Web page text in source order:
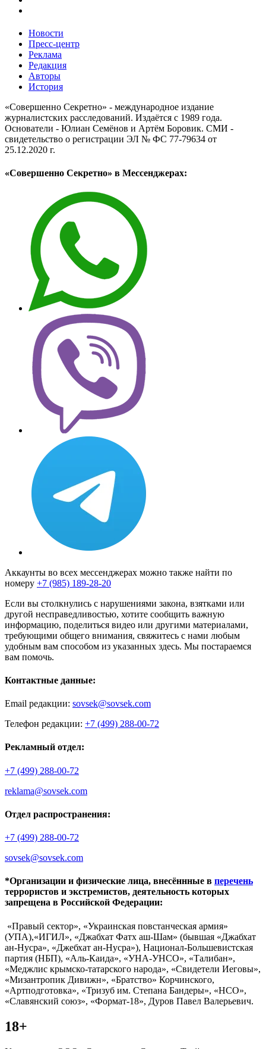
Новости
Пресс-центр
Реклама
Редакция
Авторы
История
«Совершенно Секретно» - международное издание
журналистских расследований. Издаётся с 1989 года.
Основатели - Юлиан Семёнов и Артём Боровик. CМИ -
свидетельство о регистрации ЭЛ № ФС 77-79634 от
25.12.2020 г.
«Совершенно Секретно» в Мессенджерах:
Аккаунты во всех мессенджерах можно также найти по
номеру +7 (985) 189-28-20
Если вы столкнулись с нарушениями закона, взятками или
другой несправедливостью, хотите сообщить важную
информацию, поделиться видео или другими материалами,
требующими общего внимания, свяжитесь с нами любым
удобным вам способом из указанных здесь. Мы постараемся
вам помочь.
Контактные данные:
Email редакции: sovsek@sovsek.com
Телефон редакции: +7 (499) 288-00-72
Рекламный отдел:
+7 (499) 288-00-72
reklama@sovsek.com
Отдел распространения:
+7 (499) 288-00-72
sovsek@sovsek.com
*Организации и физические лица, внесённные в перечень
террористов и экстремистов, деятельность которых
запрещена в Российской Федерации:
«Правый сектор», «Украинская повстанческая армия»
(УПА),«ИГИЛ», «Джабхат Фатх аш-Шам» (бывшая «Джабхат
ан-Нусра», «Джебхат ан-Нусра»), Национал-Большевистская
партия (НБП), «Аль-Каида», «УНА-УНСО», «Талибан»,
«Меджлис крымско-татарского народа», «Свидетели Иеговы»,
«Мизантропик Дивижн», «Братство» Корчинского,
«Артподготовка», «Тризуб им. Степана Бандеры», «НСО»,
«Славянский союз», «Формат-18», Дуров Павел Валерьевич.
18+